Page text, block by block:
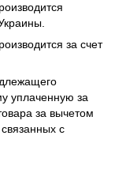
за счет
уплаченную за
за вычетом
с